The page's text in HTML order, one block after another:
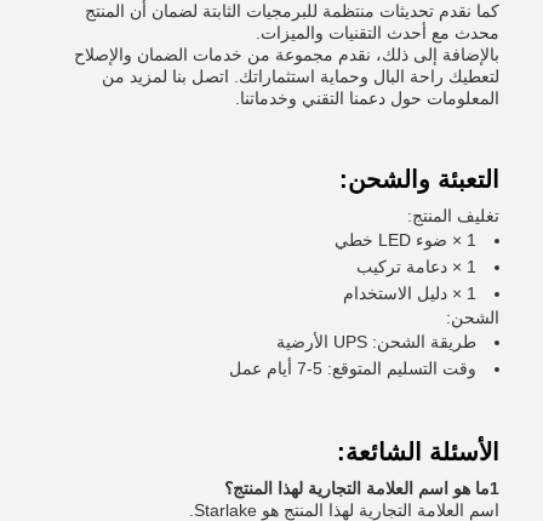
كما نقدم تحديثات منتظمة للبرمجيات الثابتة لضمان أن المنتج
محدث مع أحدث التقنيات والميزات.
بالإضافة إلى ذلك، نقدم مجموعة من خدمات الضمان والإصلاح
لتعطيك راحة البال وحماية استثماراتك. اتصل بنا لمزيد من
المعلومات حول دعمنا التقني وخدماتنا.
التعبئة والشحن:
تغليف المنتج:
1 × ضوء LED خطي
1 × دعامة تركيب
1 × دليل الاستخدام
الشحن:
طريقة الشحن: UPS الأرضية
وقت التسليم المتوقع: 5-7 أيام عمل
الأسئلة الشائعة:
1ما هو اسم العلامة التجارية لهذا المنتج؟
اسم العلامة التجارية لهذا المنتج هو Starlake.